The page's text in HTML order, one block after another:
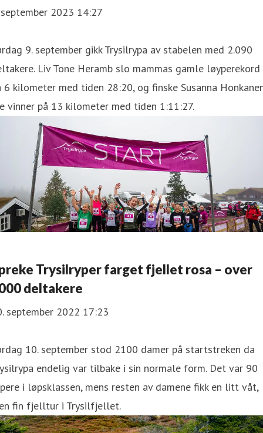
2023 14:27
9. september gikk Trysilrypa av stabelen med 2.090
Liv Tone Heramb slo mammas gamle løyperekord
6 kilometer med tiden 28:20, og finske Susanna
vinner på 13 kilometer med tiden 1:11:27.
Trysilryper farget fjellet rosa – over
deltakere
september 2022 17:23
10. september stod 2100 damer på startstreken da
endelig var tilbake i sin normale form. Det var 90
i løpsklassen, mens resten av damene fikk en litt våt,
fin fjelltur i Trysilfjellet.